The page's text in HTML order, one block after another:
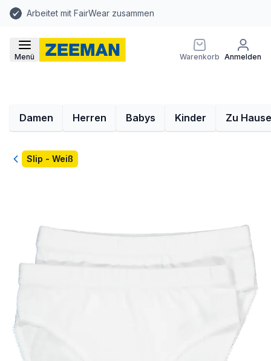
Arbeitet mit FairWear zusammen
Menü Warenkorb Anmelden
Damen Herren Babys Kinder Zu Hause
ZurückSlip - Weiß